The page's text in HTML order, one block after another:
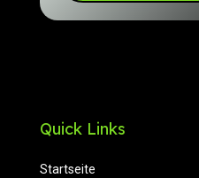
Quick Links
Startseite